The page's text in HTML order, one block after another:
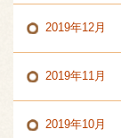
2019年12月
2019年11月
2019年10月